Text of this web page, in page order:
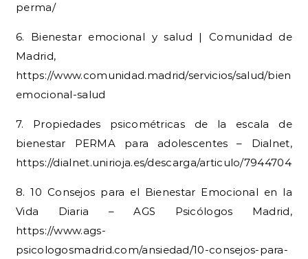
perma/
6. Bienestar emocional y salud | Comunidad de
Madrid,
https://www.comunidad.madrid/servicios/salud/
emocional-salud
7. Propiedades psicométricas de la escala de
bienestar PERMA para adolescentes – Dialnet,
https://dialnet.unirioja.es/descarga/articulo/
8. 10 Consejos para el Bienestar Emocional en la
Vida Diaria – AGS Psicólogos Madrid,
https://www.ags-
psicologosmadrid.com/ansiedad/10-consejos-para-